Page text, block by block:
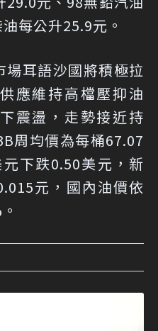
每公升25.9元。
場耳語沙國將積極拉
應維持高檔壓抑油
震盪，走勢接近持
周均價為每桶67.07
下跌0.50美元，新
元，國內油價依